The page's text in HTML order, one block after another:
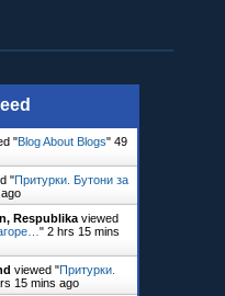
"Blog About Blogs"49
"Притурки. Бутони за
Respublika viewed
"2 hrs 15 mins
viewed "Притурки.
15 mins ago